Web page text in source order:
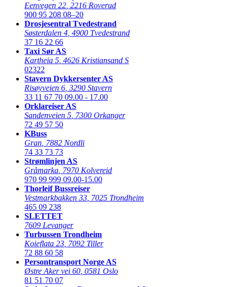
Eenvegen 22 2216 Roverud
900 95 208 08–20
Drosjesentral Tvedestrand
Søsterdalen 4 4900 Tvedestrand
37 16 22 66
Taxi Sør AS
Kartheia 5 4626 Kristiansand S
02322
Stavern Dykkersenter AS
Risøyveien 6 3290 Stavern
33 11 67 70 09.00 - 17.00
Orklareiser AS
Sandenveien 5 7300 Orkanger
72 49 57 50
KBuss
Gran 7882 Nordli
74 33 73 73
Strømlinjen AS
Gråmarka 7970 Kolvereid
970 99 999 09.00-15.00
Thorleif Bussreiser
Vestmarkbakken 33 7025 Trondheim
465 09 238
SLETTET
7609 Levanger
Turbussen Trondheim
Koieflata 23 7092 Tiller
72 88 60 58
Persontransport Norge AS
Østre Aker vei 60 0581 Oslo
81 51 70 07